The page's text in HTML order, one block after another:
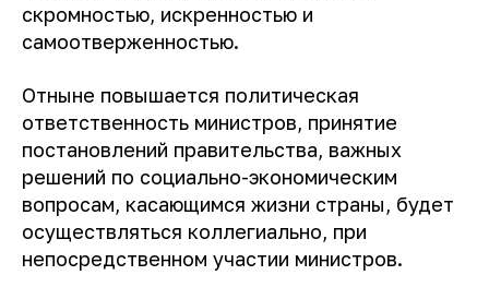
скромностью, искренностью и
самоотверженностью.
Отныне повышается политическая
ответственность министров, принятие
постановлений правительства, важных
решений по социально-экономическим
вопросам, касающимся жизни страны, будет
осуществляться коллегиально, при
непосредственном участии министров.